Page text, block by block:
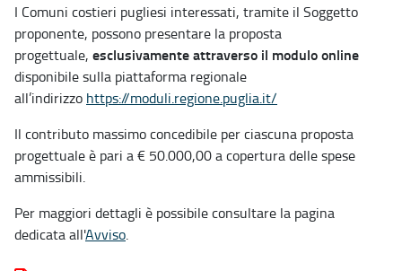
I Comuni costieri pugliesi interessati, tramite il Soggetto
proponente, possono presentare la proposta
progettuale, esclusivamente attraverso il modulo online
disponibile sulla piattaforma regionale
all’indirizzo https://moduli.regione.puglia.it/
Il contributo massimo concedibile per ciascuna proposta
progettuale è pari a € 50.000,00 a copertura delle spese
ammissibili.
Per maggiori dettagli è possibile consultare la pagina
dedicata all'Avviso.